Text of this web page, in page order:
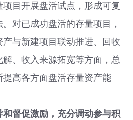
目开展盘活试点，形成可复
对已成功盘活的存量项目，
与新建项目联动推进、回收
、收入来源拓宽等方面，总
高各方面盘活存量资产能
和督促激励，充分调动参与积